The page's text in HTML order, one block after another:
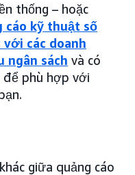
thống – hoặc
cáo kỹ thuật số
các doanh
ngân sách và có
phù hợp với
giữa quảng cáo